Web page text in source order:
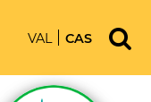
VAL CAS